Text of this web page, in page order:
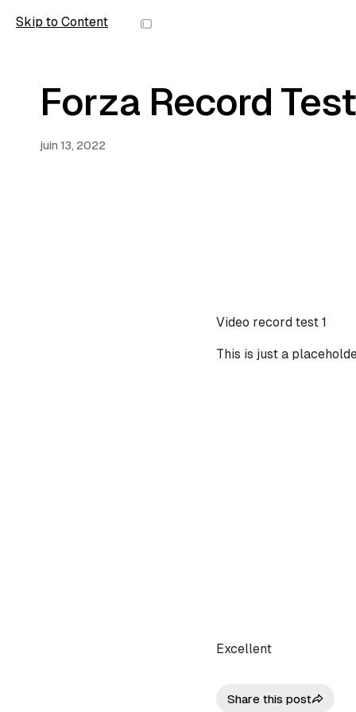
Skip to Content
wolfmic
Forza Record Test
juin 13, 2022
Video record test 1
This is just a
Excellent
Share this post